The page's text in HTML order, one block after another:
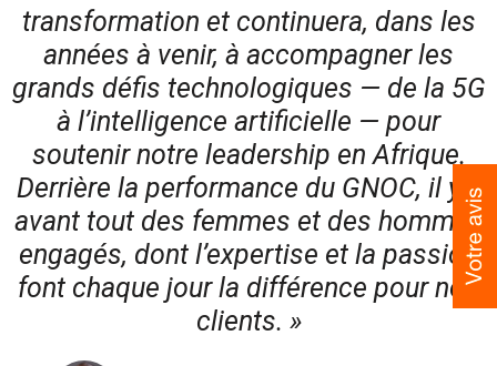
transformation et continuera, dans les
années à venir, à accompagner les
grands défis technologiques — de la 5G
à l’intelligence artificielle — pour
soutenir notre leadership en Afrique.
Derrière la performance du GNOC, il y a
avant tout des femmes et des hommes
engagés, dont l’expertise et la passion
font chaque jour la différence pour nos
clients. »